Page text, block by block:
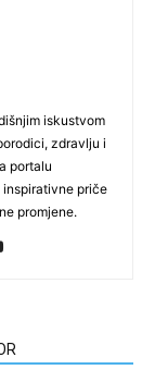
iskustvom
zdravlju i
portalu
priče
promjene.